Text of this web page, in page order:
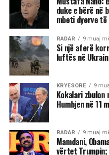
duke e bërë në
mbeti dyerve
RADAR 9 muaj
Si një aferë
luftës në
KRYESORE 9
Kokalari zbulon
Humbjen në 11
RADAR 9 muaj
Mamdani,
vërtet Trumpin;